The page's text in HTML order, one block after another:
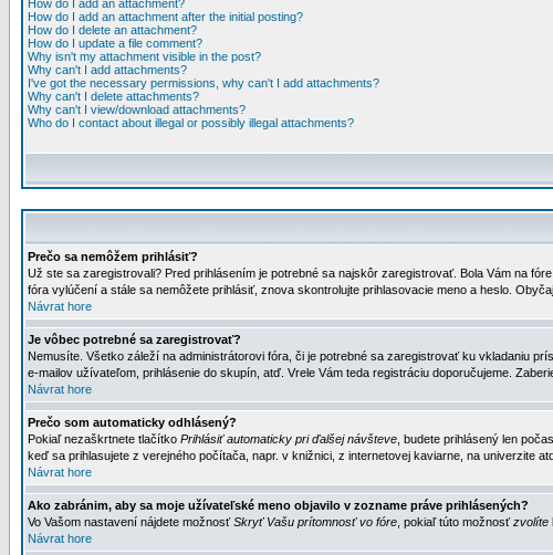
How do I add an attachment?
How do I add an attachment after the initial posting?
How do I delete an attachment?
How do I update a file comment?
Why isn't my attachment visible in the post?
Why can't I add attachments?
I've got the necessary permissions, why can't I add attachments?
Why can't I delete attachments?
Why can't I view/download attachments?
Who do I contact about illegal or possibly illegal attachments?
Prečo sa nemôžem prihlásiť?
Už ste sa zaregistrovali? Pred prihlásením je potrebné sa najskôr zaregistrovať. Bola Vám na
fóra vylúčení a stále sa nemôžete prihlásiť, znova skontrolujte prihlasovacie meno a heslo.
Návrat hore
Je vôbec potrebné sa zaregistrovať?
Nemusíte. Všetko záleží na administrátorovi fóra, či je potrebné sa zaregistrovať ku vkladaniu
e-mailov užívateľom, prihlásenie do skupín, atď. Vrele Vám teda registráciu doporučujeme.
Návrat hore
Prečo som automaticky odhlásený?
Pokiaľ nezaškrtnete tlačítko Prihlásiť automaticky pri ďalšej návšteve , budete prihlásený len
keď sa prihlasujete z verejného počítača, napr. v knižnici, z internetovej kaviarne, na univerzite
Návrat hore
Ako zabránim, aby sa moje užívateľské meno objavilo v zozname práve prihlásených?
Vo Vašom nastavení nájdete možnosťSkryť Vašu prítomnosť vo fóre , pokiaľ túto možnosťzvolíte
Návrat hore